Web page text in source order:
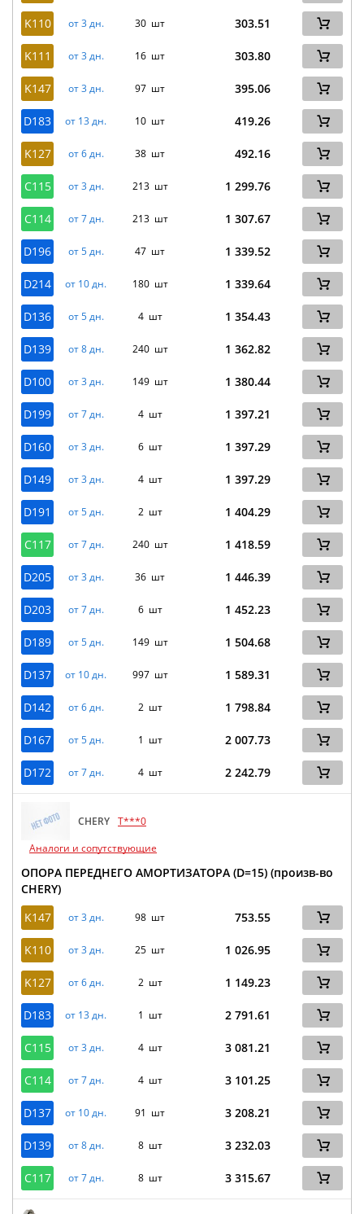
K110 от 3 дн. 30 шт 303.51
K111 от 3 дн. 16 шт 303.80
K147 от 3 дн. 97 шт 395.06
D183 от 13 дн. 10 шт 419.26
K127 от 6 дн. 38 шт 492.16
C115 от 3 дн. 213 шт 1 299.76
C114 от 7 дн. 213 шт 1 307.67
D196 от 5 дн. 47 шт 1 339.52
D214 от 10 дн. 180 шт 1 339.64
D136 от 5 дн. 4 шт 1 354.43
D139 от 8 дн. 240 шт 1 362.82
D100 от 3 дн. 149 шт 1 380.44
D199 от 7 дн. 4 шт 1 397.21
D160 от 3 дн. 6 шт 1 397.29
D149 от 3 дн. 4 шт 1 397.29
D191 от 5 дн. 2 шт 1 404.29
C117 от 7 дн. 240 шт 1 418.59
D205 от 3 дн. 36 шт 1 446.39
D203 от 7 дн. 6 шт 1 452.23
D189 от 5 дн. 149 шт 1 504.68
D137 от 10 дн. 997 шт 1 589.31
D142 от 6 дн. 2 шт 1 798.84
D167 от 5 дн. 1 шт 2 007.73
D172 от 7 дн. 4 шт 2 242.79
CHERY T***0
Аналоги и сопутствующие
ОПОРА ПЕРЕДНЕГО АМОРТИЗАТОРА (D=15) (произв-во
CHERY)
K147
от 3 дн. 98 шт 753.55
K110 от 3 дн. 25 шт 1 026.95
K127 от 6 дн. 2 шт 1 149.23
D183 от 13 дн. 1 шт 2 791.61
C115 от 3 дн. 4 шт 3 081.21
C114 от 7 дн. 4 шт 3 101.25
D137 от 10 дн. 91 шт 3 208.21
D139 от 8 дн. 8 шт 3 232.03
C117 от 7 дн. 8 шт 3 315.67